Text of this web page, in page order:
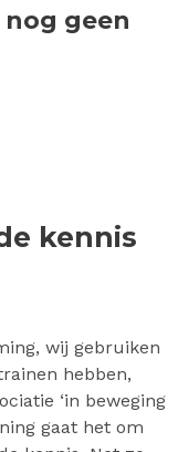
geen
kennis
wij gebruiken
hebben,
‘in beweging
gaat het om